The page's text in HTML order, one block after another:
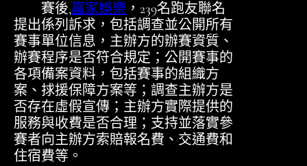
賽後,贏家娛樂 ，239名跑友聯名
提出係列訴求，包括調查並公開所有
賽事單位信息，主辦方的辦賽資質、
辦賽程序是否符合規定；公開賽事的
各項備案資料，包括賽事的組織方
案、捄援保障方案等；調查主辦方是
否存在虛假宣傳；主辦方實際提供的
服務與收費是否合理；支持並落實參
賽者向主辦方索賠報名費、交通費和
住宿費等。